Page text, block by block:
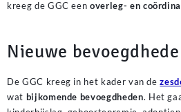
kreeg de GGC eenoverleg- en
Nieuwe
De GGC kreeg in het kader van de
wat bijkomende bevoegdheden. Het